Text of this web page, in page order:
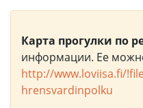
Карта прогулки по
информации. Ее
http://www.loviisa.fi/
hrensvardinpolku